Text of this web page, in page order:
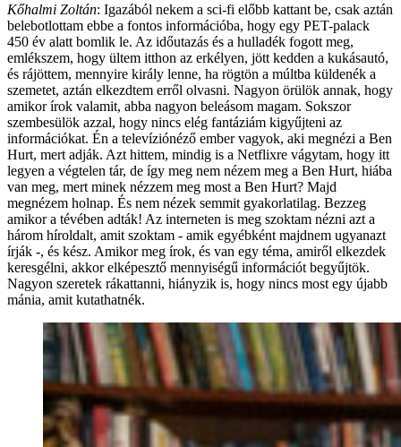
Kőhalmi Zoltán: Igazából nekem a sci-fi előbb kattant be, csak aztán
belebotlottam ebbe a fontos információba, hogy egy PET-palack
450 év alatt bomlik le. Az időutazás és a hulladék fogott meg,
emlékszem, hogy ültem itthon az erkélyen, jött kedden a kukásautó,
és rájöttem, mennyire király lenne, ha rögtön a múltba küldenék a
szemetet, aztán elkezdtem erről olvasni. Nagyon örülök annak, hogy
amikor írok valamit, abba nagyon beleásom magam. Sokszor
szembesülök azzal, hogy nincs elég fantáziám kigyűjteni az
információkat. Én a televíziónéző ember vagyok, aki megnézi a Ben
Hurt, mert adják. Azt hittem, mindig is a Netflixre vágytam, hogy itt
legyen a végtelen tár, de így meg nem nézem meg a Ben Hurt, hiába
van meg, mert minek nézzem meg most a Ben Hurt? Majd
megnézem holnap. És nem nézek semmit gyakorlatilag. Bezzeg
amikor a tévében adták! Az interneten is meg szoktam nézni azt a
három híroldalt, amit szoktam - amik egyébként majdnem ugyanazt
írják -, és kész. Amikor meg írok, és van egy téma, amiről elkezdek
keresgélni, akkor elképesztő mennyiségű információt begyűjtök.
Nagyon szeretek rákattanni, hiányzik is, hogy nincs most egy újabb
mánia, amit kutathatnék.